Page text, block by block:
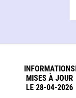
INFORMATIONS
MISES À JOUR
LE 28-04-2026